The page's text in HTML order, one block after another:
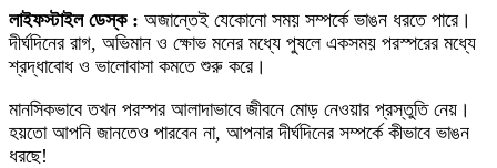
লাইফস্টাইল ডেস্ক : অজান্তেই যেকোনো সময় সম্পর্কে ভাঙন ধরতে পারে।
দীর্ঘদিনের রাগ, অভিমান ও ক্ষোভ মনের মধ্যে পুষলে একসময় পরস্পরের মধ্যে
শ্রদ্ধাবোধ ও ভালোবাসা কমতে শুরু করে।
মানসিকভাবে তখন পরস্পর আলাদাভাবে জীবনে মোড় নেওয়ার প্রস্তুতি নেয়।
হয়তো আপনি জানতেও পারবেন না, আপনার দীর্ঘদিনের সম্পর্কে কীভাবে ভাঙন
ধরছে!